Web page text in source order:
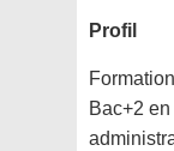
Profil
Bac+2